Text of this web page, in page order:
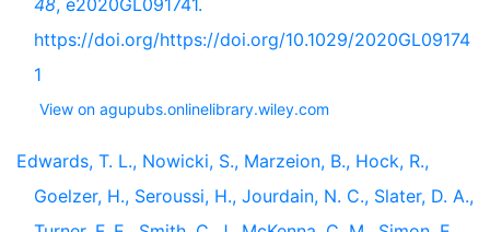
48, e2020GL091741.
https://doi.org/https://doi.org/10.1029/2020GL09174
1
View on agupubs.onlinelibrary.wiley.com
Edwards, T. L., Nowicki, S., Marzeion, B., Hock, R.,
Goelzer, H., Seroussi, H., Jourdain, N. C., Slater, D. A.,